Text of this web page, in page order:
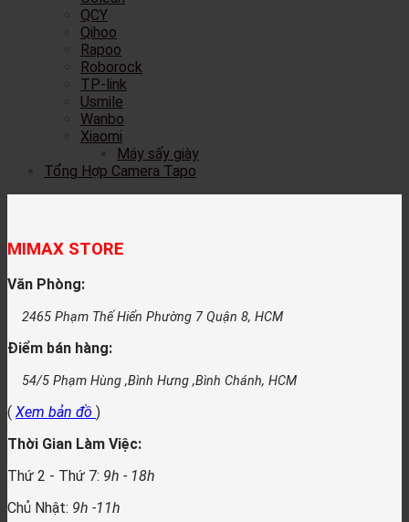
QCY
Qihoo
Rapoo
Roborock
TP-link
Usmile
Wanbo
Xiaomi
Máy sấy giày
Tổng Hợp Camera Tapo
MIMAX STORE
Văn Phòng:
2465 Phạm Thế Hiển Phường 7 Quận 8, HCM
Điểm bán hàng:
54/5 Phạm Hùng ,Bình Hưng ,Bình Chánh, HCM
( Xem bản đồ )
Thời Gian Làm Việc:
Thứ 2 - Thứ 7: 9h - 18h
Chủ Nhật: 9h -11h